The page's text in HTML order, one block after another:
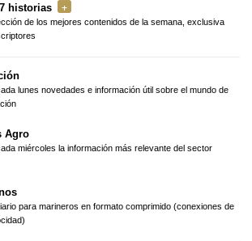
historias
de los mejores contenidos de la semana, exclusiva
lunes novedades e información útil sobre el mundo de
Agro
miércoles la información más relevante del sector
para marineros en formato comprimido (conexiones de